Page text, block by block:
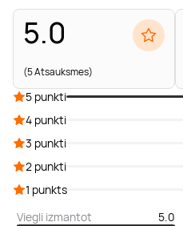
5.0
(5 Atsauksmes)
5 punkti
4 punkti
3 punkti
2 punkti
1 punkts
Viegli izmantot
5.0